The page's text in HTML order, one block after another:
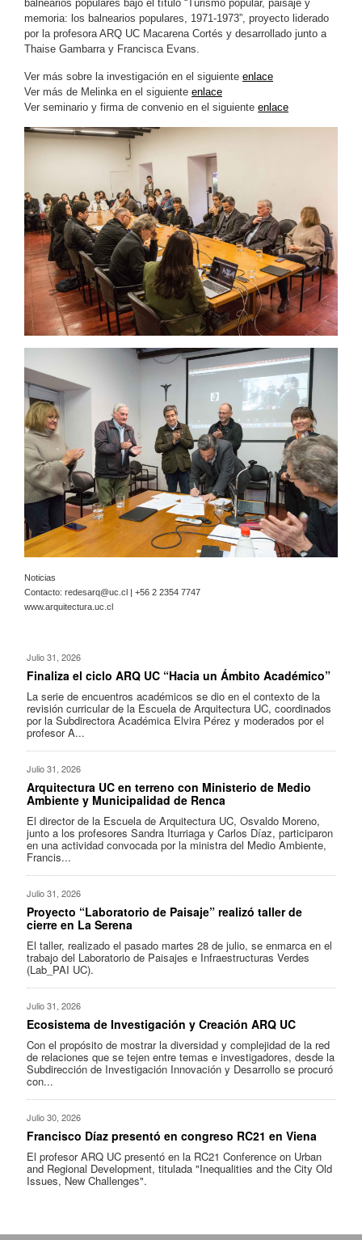
balnearios populares bajo el título “Turismo popular, paisaje y
memoria: los balnearios populares, 1971-1973”, proyecto liderado
por la profesora ARQ UC Macarena Cortés y desarrollado junto a
Thaise Gambarra y Francisca Evans.
Ver más sobre la investigación en el siguiente enlace
Ver más de Melinka en el siguiente enlace
Ver seminario y firma de convenio en el siguiente enlace
Noticias
Contacto: redesarq@uc.cl | +56 2 2354 7747
www.arquitectura.uc.cl
Julio 31, 2026
Finaliza el ciclo ARQ UC “Hacia un Ámbito Académico”
La serie de encuentros académicos se dio en el contexto de la
revisión curricular de la Escuela de Arquitectura UC, coordinados
por la Subdirectora Académica Elvira Pérez y moderados por el
profesor A...
Julio 31, 2026
Arquitectura UC en terreno con Ministerio de Medio
Ambiente y Municipalidad de Renca
El director de la Escuela de Arquitectura UC, Osvaldo Moreno,
junto a los profesores Sandra Iturriaga y Carlos Díaz, participaron
en una actividad convocada por la ministra del Medio Ambiente,
Francis...
Julio 31, 2026
Proyecto “Laboratorio de Paisaje” realizó taller de
cierre en La Serena
El taller, realizado el pasado martes 28 de julio, se enmarca en el
trabajo del Laboratorio de Paisajes e Infraestructuras Verdes
(Lab_PAI UC).
Julio 31, 2026
Ecosistema de Investigación y Creación ARQ UC
Con el propósito de mostrar la diversidad y complejidad de la red
de relaciones que se tejen entre temas e investigadores, desde la
Subdirección de Investigación Innovación y Desarrollo se procuró
con...
Julio 30, 2026
Francisco Díaz presentó en congreso RC21 en Viena
El profesor ARQ UC presentó en la RC21 Conference on Urban
and Regional Development, titulada "Inequalities and the City Old
Issues, New Challenges".